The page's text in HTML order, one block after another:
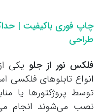
طراحی
فلکس نور از جلو یکی
انواع تابلوهای فلکسی
توسط پروژکتورها یا
نصب می‌شوند انجام